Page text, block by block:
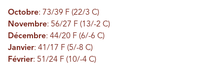
Octobre: 73/39 F (22/3 C)
Novembre: 56/27 F (13/-2 C)
Décembre: 44/20 F (6/-6 C)
Janvier: 41/17 F (5/-8 C)
Février: 51/24 F (10/-4 C)